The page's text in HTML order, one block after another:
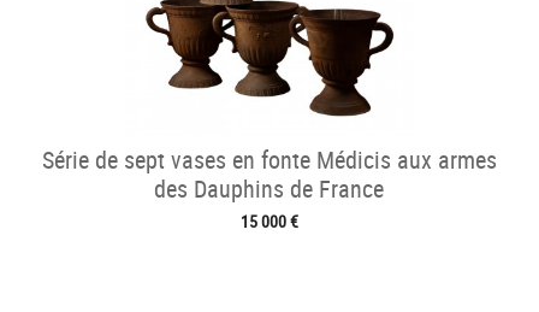
Série de sept vases en fonte Médicis aux armes
des Dauphins de France
15 000 €